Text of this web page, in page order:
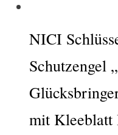
NICI
Schutzengel
mit Kleeblatt